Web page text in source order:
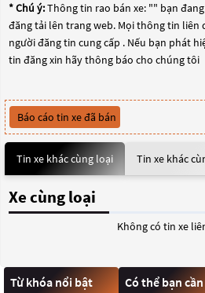
* Chú ý:Thông tin rao bán xe: "" bạn
đăng tải lên trang web. Mọi thông tin liên
người đăng tin cung cấp . Nếu bạn phát
tin đăng xin hãy thông báo cho chúng tôi
Báo cáo tin xe đã bán
Tin xe khác cùng loại Tin xe khác
Xe cùng loại
Không có tin xe
Từ khóa nổi bật Có thể bạn cần